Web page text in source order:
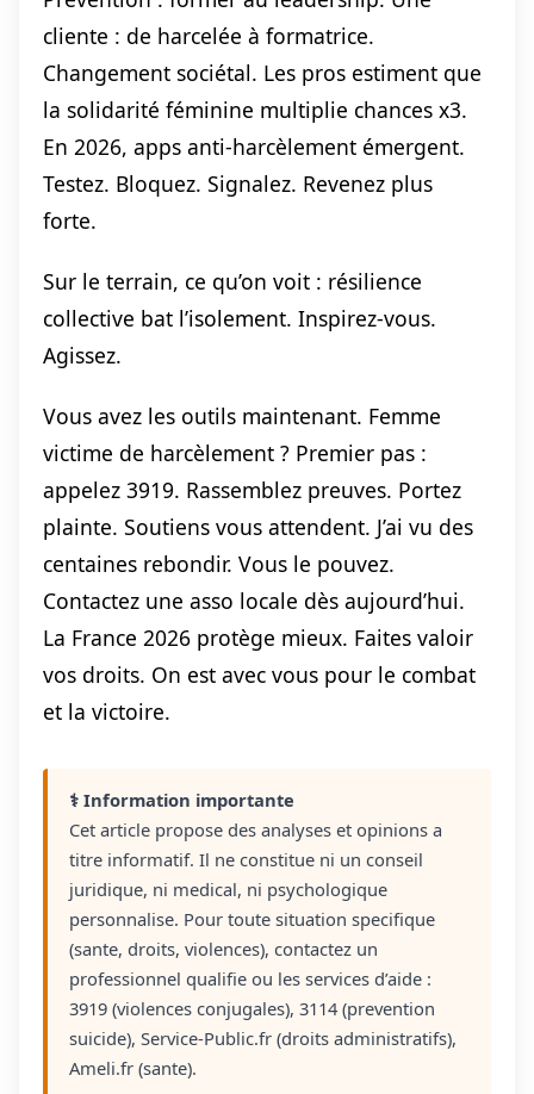
cliente : de harcelée à formatrice.
Changement sociétal. Les pros estiment que
la solidarité féminine multiplie chances x3.
En 2026, apps anti-harcèlement émergent.
Testez. Bloquez. Signalez. Revenez plus
forte.
Sur le terrain, ce qu’on voit : résilience
collective bat l’isolement. Inspirez-vous.
Agissez.
Vous avez les outils maintenant. Femme
victime de harcèlement ? Premier pas :
appelez 3919. Rassemblez preuves. Portez
plainte. Soutiens vous attendent. J’ai vu des
centaines rebondir. Vous le pouvez.
Contactez une asso locale dès aujourd’hui.
La France 2026 protège mieux. Faites valoir
vos droits. On est avec vous pour le combat
et la victoire.
⚕️ Information importante
Cet article propose des analyses et opinions a
titre informatif. Il ne constitue ni un conseil
juridique, ni medical, ni psychologique
personnalise. Pour toute situation specifique
(sante, droits, violences), contactez un
professionnel qualifie ou les services d’aide :
3919 (violences conjugales), 3114 (prevention
suicide), Service-Public.fr (droits administratifs),
Ameli.fr (sante).